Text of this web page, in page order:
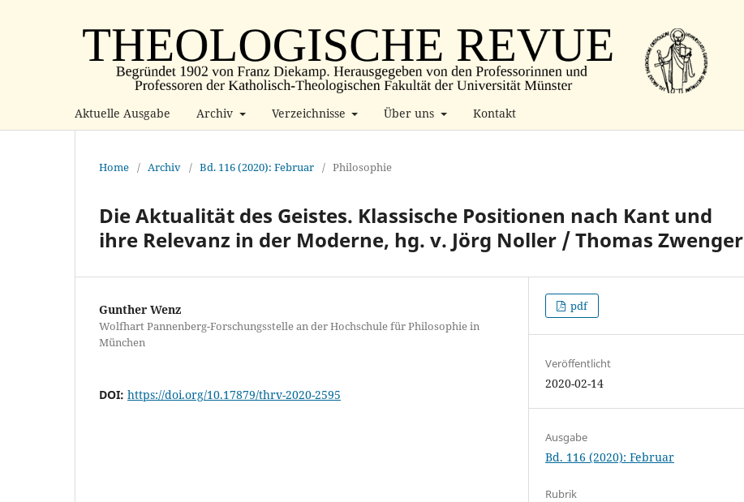
Aktuelle Ausgabe Archiv Verzeichnisse Über uns Kontakt
Home / Archiv / Bd. 116 (2020): Februar / Philosophie
Die Aktualität des Geistes. Klassische Positionen nach Kant und
ihre Relevanz in der Moderne, hg. v. Jörg Noller / Thomas Zwenger
Gunther Wenz
Wolfhart Pannenberg-Forschungsstelle an der Hochschule für Philosophie in
München
DOI: https://doi.org/10.17879/thrv-2020-2595
pdf
Veröffentlicht
2020-02-14
Ausgabe
Bd. 116 (2020): Februar
Rubrik